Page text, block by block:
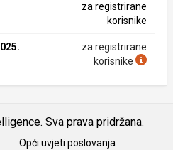
za registrirane
korisnike
za registrirane
korisnike
Sva prava pridržana.
Opći uvjeti poslovanja